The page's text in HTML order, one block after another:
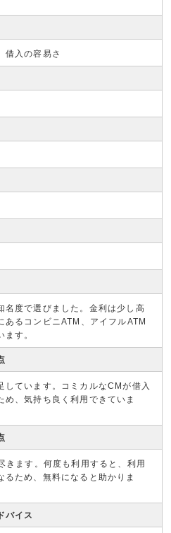
借入の容易さ
名度で選びました。金利は少し高
るコンビニATM、アイフルATM
す。
しています。コミカルなCMが借入
、気持ち良く利用できていま
きます。何度も利用すると、利用
ため、無料になると助かりま
バイス